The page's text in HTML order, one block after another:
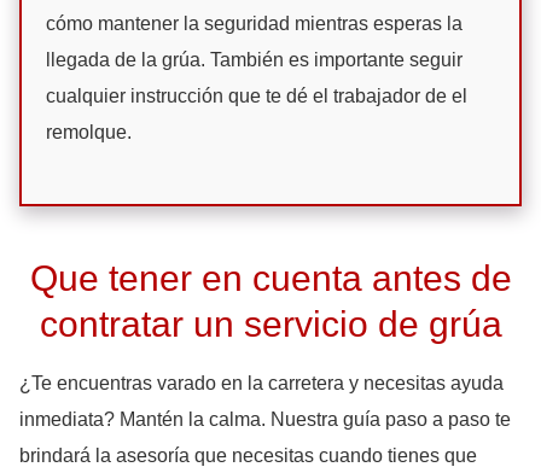
cómo mantener la seguridad mientras esperas la
llegada de la grúa. También es importante seguir
cualquier instrucción que te dé el trabajador de el
remolque.
Que tener en cuenta antes de
contratar un servicio de grúa
¿Te encuentras varado en la carretera y necesitas ayuda
inmediata? Mantén la calma. Nuestra guía paso a paso te
brindará la asesoría que necesitas cuando tienes que